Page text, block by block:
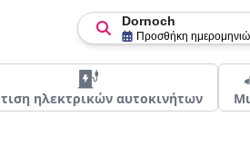
Dornoch
Προσθήκη
ηλεκτρικών αυτοκινήτων